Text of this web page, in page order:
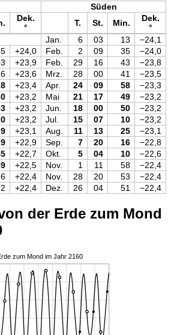
Süden
Dek.
°
T. St. Min.
Dek.
°
Jan.
6 03 13
−24,1
+24,0 Feb. 2 09 35
−24,0
+23,9 Feb. 29 16 43
−23,8
+23,6 Mrz. 28 00 41
−23,5
+23,4 Apr. 24 09 58
−23,3
+23,2 Mai 21 17 49
−23,2
+23,2 Jun. 18 00 50
−23,2
+23,2 Jul. 15 07 10
−23,2
+23,1 Aug. 11 13 25
−23,1
+22,9 Sep. 7 20 16
−22,8
+22,7 Okt. 5 04 10
−22,6
+22,5 Nov. 1 11 58
−22,4
+22,4 Nov. 28 20 53
−22,4
+22,4 Dez. 26 04 51 −22,4
der Erde zum Mond